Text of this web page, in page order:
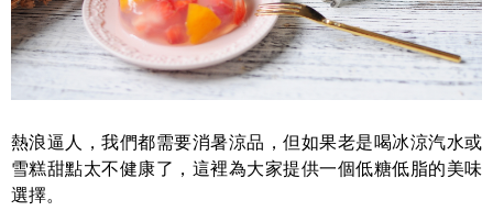
熱浪逼人，我們都需要消暑涼品，但如果老是喝冰涼汽水或
雪糕甜點太不健康了，這裡為大家提供一個低糖低脂的美味
選擇。